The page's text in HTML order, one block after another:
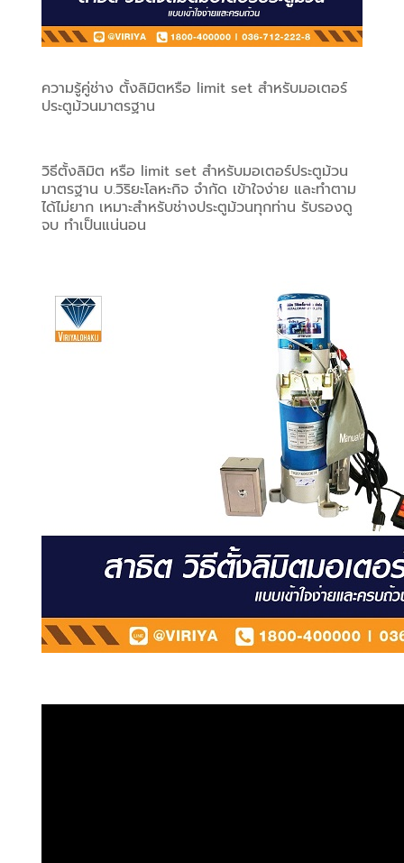
ความรู้คู่ช่าง ตั้งลิมิตหรือ limit set สำหรับมอเตอร์
ประตูม้วนมาตรฐาน
วิธีตั้งลิมิต หรือ limit set สำหรับมอเตอร์ประตูม้วน
มาตรฐาน บ.วิริยะโลหะกิจ จำกัด เข้าใจง่าย และทำตาม
ได้ไม่ยาก เหมาะสำหรับช่างประตูม้วนทุกท่าน รับรองดู
จบ ทำเป็นแน่นอน